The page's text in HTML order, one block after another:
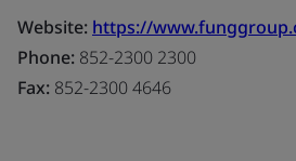
Website: https://
Phone: 852-2300 2300
Fax: 852-2300 4646